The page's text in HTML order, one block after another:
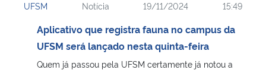
UFSM Notícia 19/11/2024 15:49
Aplicativo que registra fauna no campus da
UFSM será lançado nesta quinta-feira
Quem já passou pela UFSM certamente já notou a